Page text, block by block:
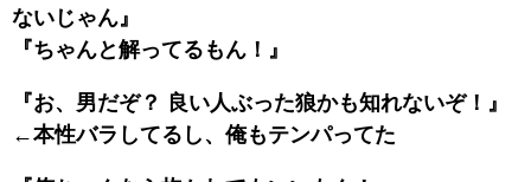
ないじゃん』
『ちゃんと解ってるもん！』
『お、男だぞ？ 良い人ぶった狼かも知れないぞ！』
←本性バラしてるし、俺もテンパってた